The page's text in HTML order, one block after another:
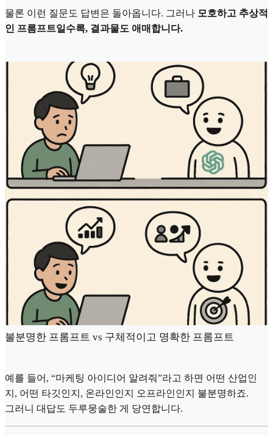
물론 이런 질문도 답변은 돌아옵니다. 그러나 모호하고 추상적
인 프롬프트일수록, 결과물도 애매합니다.
불분명한 프롬프트 vs 구체적이고 명확한 프롬프트
예를 들어, “마케팅 아이디어 알려줘”라고 하면 어떤 산업인
지, 어떤 타깃인지, 온라인인지 오프라인인지 불분명하죠.
그러니 대답도 두루뭉술한 게 당연합니다.